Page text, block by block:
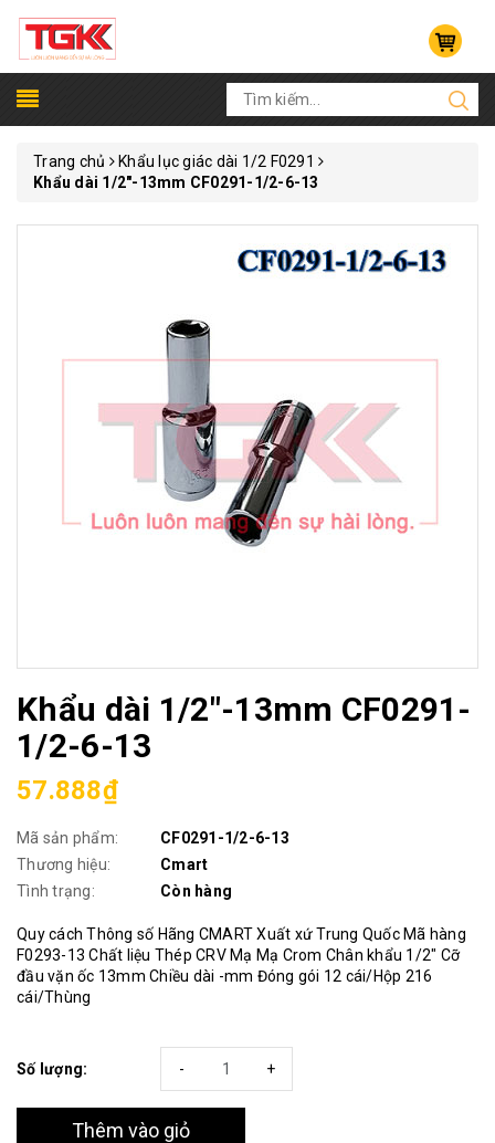
Trang chủ
Khẩu lục giác dài 1/2 F0291
Khẩu dài 1/2"-13mm CF0291-1/2-6-13
Khẩu dài 1/2"-13mm CF0291-
1/2-6-13
57.888₫
Mã sản phẩm:
CF0291-1/2-6-13
Thương hiệu:
Cmart
Tình trạng:
Còn hàng
Quy cách Thông số Hãng CMART Xuất xứ Trung Quốc Mã hàng
F0293-13 Chất liệu Thép CRV Mạ Mạ Crom Chân khẩu 1/2" Cỡ
đầu vặn ốc 13mm Chiều dài -mm Đóng gói 12 cái/Hộp 216
cái/Thùng
Số lượng: +
-
Thêm vào giỏ